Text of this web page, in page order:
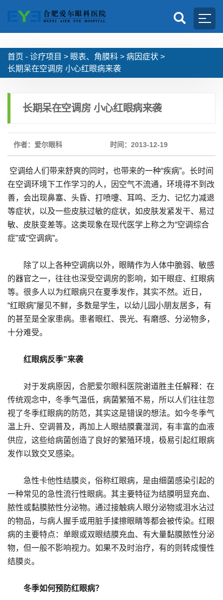
首页 - 诊疗项目 > 眼表、角膜科 > 病因症状 >
长期呆在空调房 小心红眼病来袭
长期呆在空调房 小心红眼病来袭
作者：爱尔眼科 时间：2013-12-19
空调给人们带来舒爽的同时，也带来的一种“疾病”。长时间
在空调环境下工作学习的人，因空气不流通，环境得不到改
善，会出现鼻塞、头昏、打喷嚏、耳鸣、乏力、记忆力减退
等症状，以及一些皮肤过敏的症状，如皮肤发紧发干、易过
敏、皮肤变差等。这类现象在现代医学上称之为“空调综合
症”或“空调病”。
除了以上各种空调病以外，眼睛作为人体中脆弱、敏感
的器官之一，往往也深受空调房的影响，如干眼症、红眼病
等。很多人以为红眼病只在夏季发作，其实不然。近日，
“红眼病”屡见不鲜，多数是学生，以幼儿园小朋友居多，有
的甚至是全家患病。患者眼红、畏光、有磨感、分泌物多，
十分难受。
红眼病反季”来袭
对于发病原因，合肥爱尔眼科医院谢道胜主任解释：在
传统观念中，冬季气温低，病菌繁殖不易，所以人们往往忽
视了冬季红眼病的防范，其实这是错误的想法。如今冬季气
温上升、空调普及，再加上人眼结膜囊湿润，有丰富的血液
供应，这些给病菌创造了良好的繁殖环境，极易引起红眼病
发作以致交叉感染。
急性卡他性结膜炎，俗称红眼病，是由细菌感染引起的
一种常见的急性流行性眼病。其主要特征为结膜明显充血、
脓性或黏膜脓性分泌物。通过接触病人眼分泌物或泪水沾过
的物品，与病人握手或用脏手揉擦眼睛等都会被传染。红眼
病的主要特点：单眼或双眼结膜充血、有大量黏膜脓性分泌
物，但一般不影响视力。如果不及时治疗，有的则转成慢性
结膜炎。
冬季如何预防红眼病？